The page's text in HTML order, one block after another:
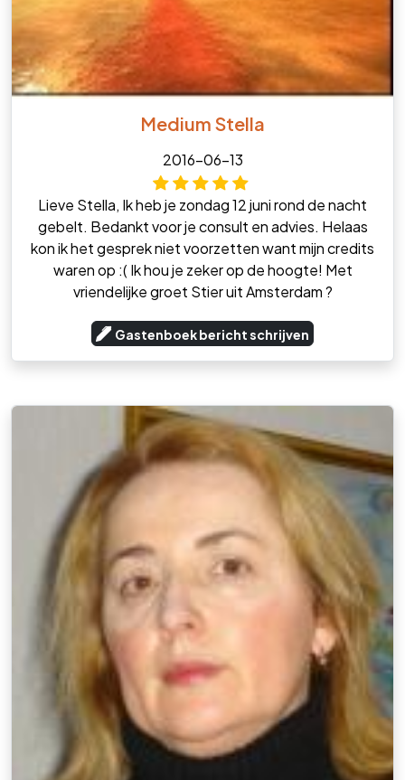
Medium Stella
2016-06-13
Lieve Stella, Ik heb je zondag 12 juni rond de nacht
gebelt. Bedankt voor je consult en advies. Helaas
kon ik het gesprek niet voorzetten want mijn credits
waren op :( Ik hou je zeker op de hoogte! Met
vriendelijke groet Stier uit Amsterdam ?
Gastenboek bericht schrijven